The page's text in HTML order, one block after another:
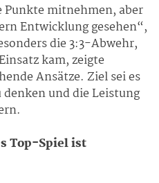
mitnehmen, aber
Entwicklung gesehen“,
die 3:3-Abwehr,
kam, zeigte
Ansätze. Ziel sei es
denken und die Leistung
Top-Spiel ist